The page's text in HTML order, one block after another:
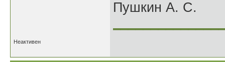
Пушкин А. С.
Неактивен